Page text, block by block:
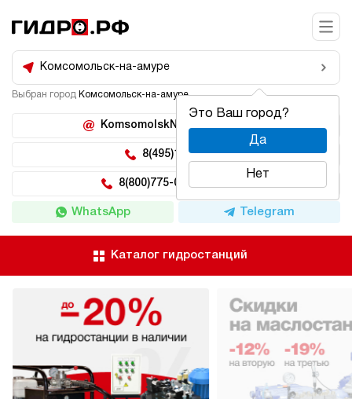
Комсомольск-на-амуре
Это Ваш город?
Да
Нет
Выбран город Комсомольск-на-амуре
KomsomolskNaAmure@hidro.ru
8(495)150-04-62
8(800)775-04-62 доб 222
WhatsApp Telegram
Каталог гидростанций